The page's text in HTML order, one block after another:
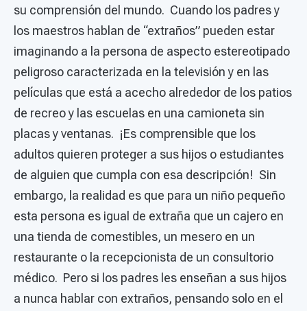
su comprensión del mundo. Cuando los padres y
los maestros hablan de “extraños” pueden estar
imaginando a la persona de aspecto estereotipado
peligroso caracterizada en la televisión y en las
películas que está a acecho alrededor de los patios
de recreo y las escuelas en una camioneta sin
placas y ventanas. ¡Es comprensible que los
adultos quieren proteger a sus hijos o estudiantes
de alguien que cumpla con esa descripción! Sin
embargo, la realidad es que para un niño pequeño
esta persona es igual de extraña que un cajero en
una tienda de comestibles, un mesero en un
restaurante o la recepcionista de un consultorio
médico. Pero si los padres les enseñan a sus hijos
a nunca hablar con extraños, pensando solo en el